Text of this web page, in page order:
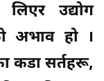
उद्योग
अभाव हो ।
कडा सर्तहरू,